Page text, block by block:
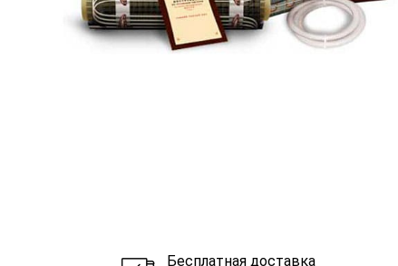
Бесплатная доставка